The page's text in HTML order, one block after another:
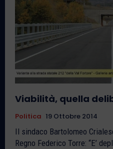
Viabilità, quella
Politica 19 Ottobre 2014
Il sindaco Bartolomeo
Regno Federico Torre: “E’